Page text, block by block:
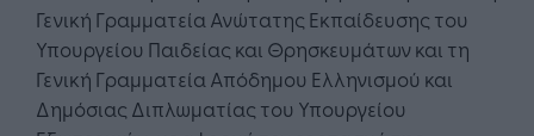
Γενική Γραμματεία Ανώτατης Εκπαίδευσης του
Υπουργείου Παιδείας και Θρησκευμάτων και τη
Γενική Γραμματεία Απόδημου Ελληνισμού και
Δημόσιας Διπλωματίας του Υπουργείου